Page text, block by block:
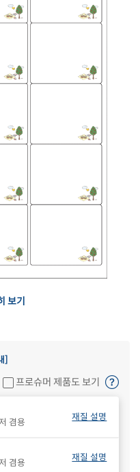
보기
]
프로슈머 제품도 보기
겸용
재질 설명
겸용
재질 설명